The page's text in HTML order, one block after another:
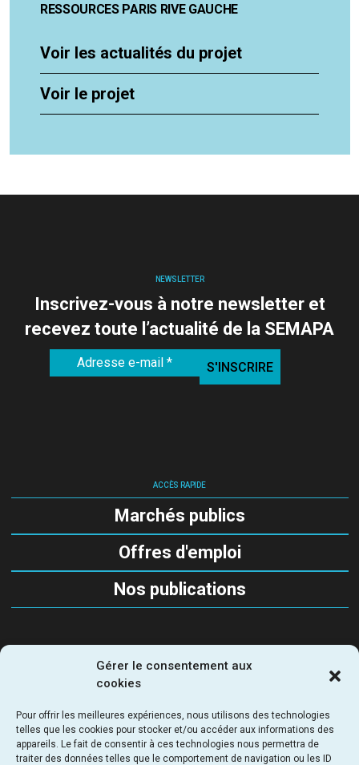
Gérer le consentement aux
cookies
Pour offrir les meilleures expériences, nous utilisons des technologies
telles que les cookies pour stocker et/ou accéder aux informations des
appareils. Le fait de consentir à ces technologies nous permettra de
traiter des données telles que le comportement de navigation ou les ID
RESSOURCES PARIS RIVE GAUCHE
Voir les actualités du projet
Voir le projet
NEWSLETTER
Inscrivez-vous à notre newsletter et
recevez toute l’actualité de la SEMAPA
ACCÈS RAPIDE
Marchés publics
Offres d'emploi
Nos publications